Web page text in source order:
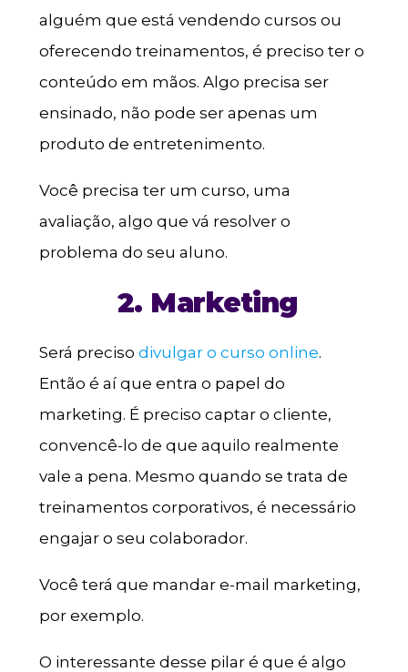
alguém que está vendendo cursos ou
oferecendo treinamentos, é preciso ter o
conteúdo em mãos. Algo precisa ser
ensinado, não pode ser apenas um
produto de entretenimento.
Você precisa ter um curso, uma
avaliação, algo que vá resolver o
problema do seu aluno.
2. Marketing
Será preciso divulgar o curso online.
Então é aí que entra o papel do
marketing. É preciso captar o cliente,
convencê-lo de que aquilo realmente
vale a pena. Mesmo quando se trata de
treinamentos corporativos, é necessário
engajar o seu colaborador.
Você terá que mandar e-mail marketing,
por exemplo.
O interessante desse pilar é que é algo